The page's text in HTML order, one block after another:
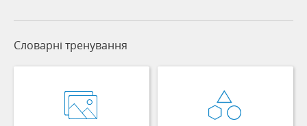
Словарні тренування